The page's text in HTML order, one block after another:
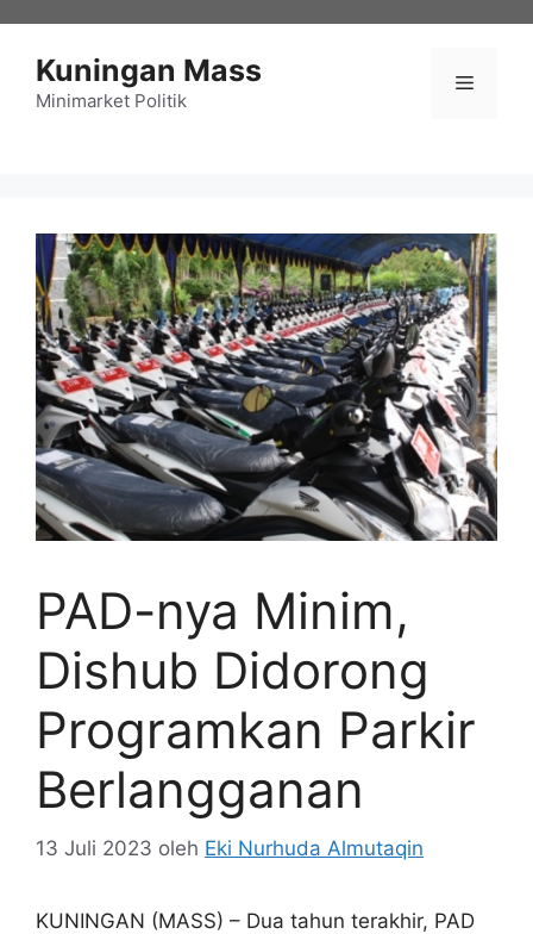
Kuningan Mass
Minimarket Politik
Menu
PAD-nya Minim,
Dishub Didorong
Programkan Parkir
Berlangganan
13 Juli 2023 oleh Eki Nurhuda Almutaqin
KUNINGAN (MASS) – Dua tahun terakhir, PAD